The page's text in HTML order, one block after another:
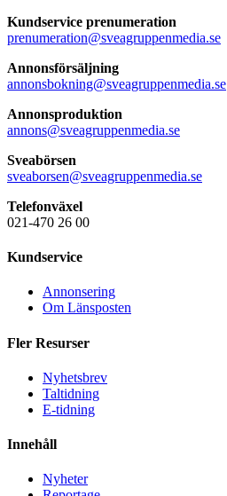
Kundservice prenumeration
prenumeration@sveagruppenmedia.se
Annonsförsäljning
annonsbokning@sveagruppenmedia.se
Annonsproduktion
annons@sveagruppenmedia.se
Sveabörsen
sveaborsen@sveagruppenmedia.se
Telefonväxel
021-470 26 00
Kundservice
Annonsering
Om Länsposten
Fler Resurser
Nyhetsbrev
Taltidning
E-tidning
Innehåll
Nyheter